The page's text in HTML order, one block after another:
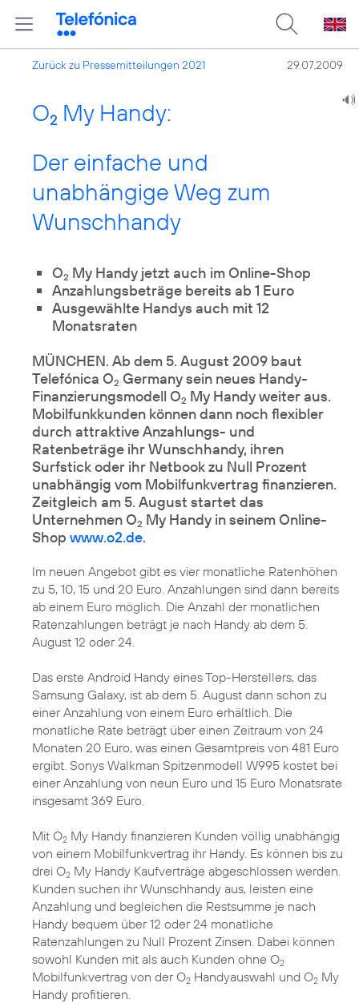
Zurück zu Pressemitteilungen 2021 29.07.2009
O2 My Handy:
Der einfache und
unabhängige Weg zum
Wunschhandy
O2 My Handy jetzt auch im Online-Shop
Anzahlungsbeträge bereits ab 1 Euro
Ausgewählte Handys auch mit 12
Monatsraten
MÜNCHEN. Ab dem 5. August 2009 baut
Telefónica O2 Germany sein neues Handy-
Finanzierungsmodell O2 My Handy weiter aus.
Mobilfunkkunden können dann noch flexibler
durch attraktive Anzahlungs- und
Ratenbeträge ihr Wunschhandy, ihren
Surfstick oder ihr Netbook zu Null Prozent
unabhängig vom Mobilfunkvertrag finanzieren.
Zeitgleich am 5. August startet das
Unternehmen O2 My Handy in seinem Online-
Shop www.o2.de.
Im neuen Angebot gibt es vier monatliche Ratenhöhen
zu 5, 10, 15 und 20 Euro. Anzahlungen sind dann bereits
ab einem Euro möglich. Die Anzahl der monatlichen
Ratenzahlungen beträgt je nach Handy ab dem 5.
August 12 oder 24.
Das erste Android Handy eines Top-Herstellers, das
Samsung Galaxy, ist ab dem 5. August dann schon zu
einer Anzahlung von einem Euro erhältlich. Die
monatliche Rate beträgt über einen Zeitraum von 24
Monaten 20 Euro, was einen Gesamtpreis von 481 Euro
ergibt. Sonys Walkman Spitzenmodell W995 kostet bei
einer Anzahlung von neun Euro und 15 Euro Monatsrate
insgesamt 369 Euro.
Mit O2 My Handy finanzieren Kunden völlig unabhängig
von einem Mobilfunkvertrag ihr Handy. Es können bis zu
drei O2 My Handy Kaufverträge abgeschlossen werden.
Kunden suchen ihr Wunschhandy aus, leisten eine
Anzahlung und begleichen die Restsumme je nach
Handy bequem über 12 oder 24 monatliche
Ratenzahlungen zu Null Prozent Zinsen. Dabei können
sowohl Kunden mit als auch Kunden ohne O2
Mobilfunkvertrag von der O2 Handyauswahl und O2 My
Handy profitieren.